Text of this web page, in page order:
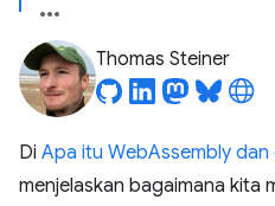
Thomas Steiner
Di Apa itu WebAssembly dan
menjelaskan bagaimana kita